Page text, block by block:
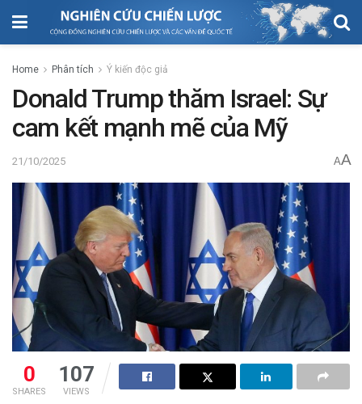
Home Phân tích Ý kiến độc giả
Donald Trump thăm Israel: Sự
cam kết mạnh mẽ của Mỹ
21/10/2025 AA
0
SHARES
107
VIEWS